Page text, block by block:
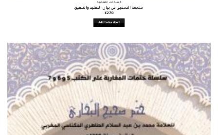
المباحث الفقهية
خلاصة التحقيق في بيان التقليد والتلفيق
£2.70
Add to basket